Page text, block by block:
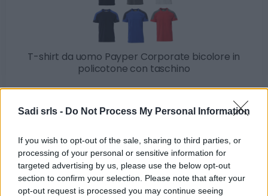
Sadi srls - Do Not Process My Personal Information
If you wish to opt-out of the sale, sharing to third parties, or
processing of your personal or sensitive information for
targeted advertising by us, please use the below opt-out
section to confirm your selection. Please note that after your
opt-out request is processed you may continue seeing
T-shirt da uomo Payper Corporate bicolore in
policotone con taschino
10,85 €
t-shirt bicolore in policotone da uomo perfetta per
( 0 recensioni )